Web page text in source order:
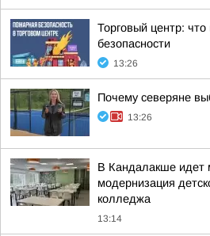
Торговый центр:
безопасности
13:26
Почему северяне
13:26
В Кандалакше идет
модернизация
колледжа
13:14